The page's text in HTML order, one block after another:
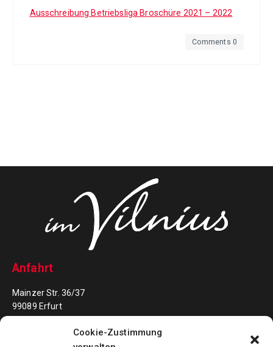
Cookie-Zustimmung
Ausschreibung Betriebsliga Broschüre 2021 – 2022
Comments 0
Anfahrt
Mainzer Str. 36/37
99089 Erfurt